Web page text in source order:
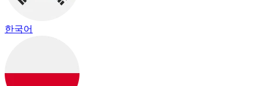
한국어